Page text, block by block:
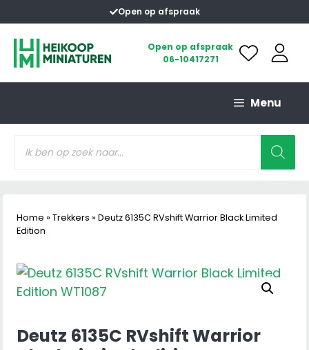
naar
inhoud
Open op afspraak
Open op afspraak
06-10417271
Menu
zoeken
Home » Trekkers » Deutz 6135C RVshift Warrior Black Limited
Edition
Deutz 6135C RVshift Warrior